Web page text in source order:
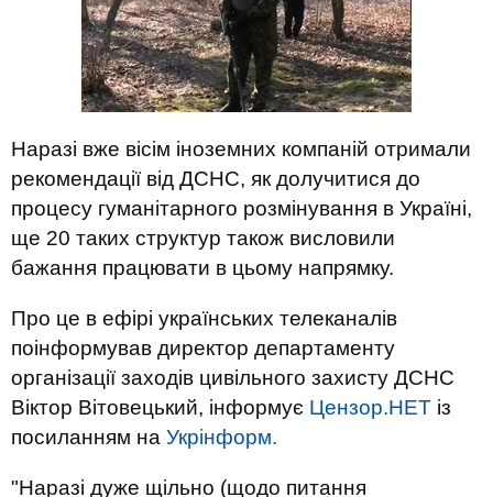
Наразі вже вісім іноземних компаній отримали
рекомендації від ДСНС, як долучитися до
процесу гуманітарного розмінування в Україні,
ще 20 таких структур також висловили
бажання працювати в цьому напрямку.
Про це в ефірі українських телеканалів
поінформував директор департаменту
організації заходів цивільного захисту ДСНС
Віктор Вітовецький, інформує Цензор.НЕТ із
посиланням на Укрінформ.
"Наразі дуже щільно (щодо питання